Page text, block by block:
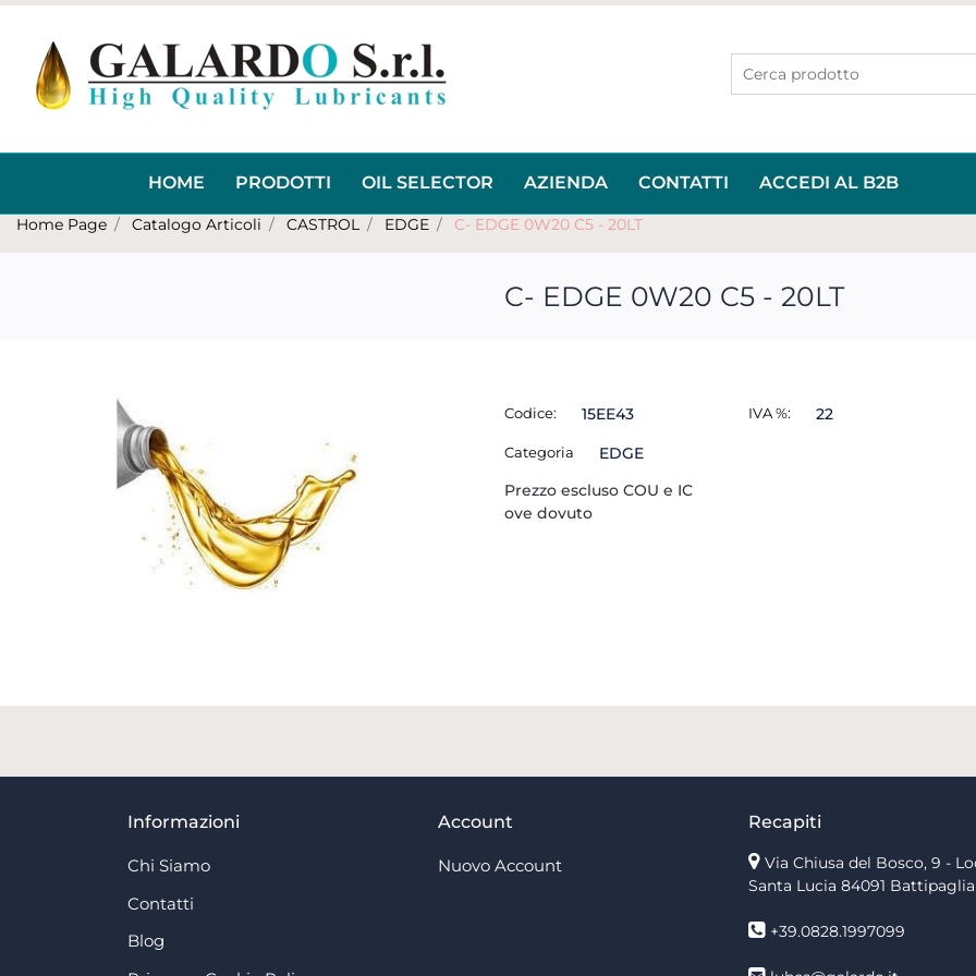
HOME PRODOTTI OIL SELECTOR AZIENDA CONTATTI ACCEDI AL B2B
Home Page Catalogo Articoli CASTROL EDGE C- EDGE 0W20 C5 - 20LT
C- EDGE 0W20 C5 - 20LT
Codice: 15EE43
Categoria
EDGE
Prezzo escluso COU e IC
ove dovuto
IVA %: 22
Informazioni
Chi Siamo
Contatti
Blog
Account
Nuovo Account
Recapiti
Via Chiusa del Bosco, 9 -
Santa Lucia 84091 Battipaglia
+39.0828.1997099